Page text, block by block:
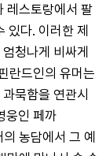
레스토랑에서 팔
있다. 이러한 제
청나게 비싸게
란드인의 유머는
묵함을 연관시
웅인 페까
농담에서 그 예